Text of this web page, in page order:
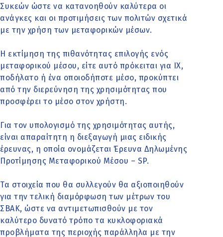
Συκεών ώστε να κατανοηθούν καλύτερα οι
ανάγκες και οι προτιμήσεις των πολιτών σχετικά
με την χρήση των μεταφορικών μέσων.
Η εκτίμηση της πιθανότητας επιλογής ενός
μεταφορικού μέσου, είτε αυτό πρόκειται για ΙΧ,
ποδήλατο ή ένα οποιοδήποτε μέσο, προκύπτει
από την διερεύνηση της χρησιμότητας που
προσφέρει το μέσο στον χρήστη.
Για τον υπολογισμό της χρησιμότητας αυτής,
είναι απαραίτητη η διεξαγωγή μιας ειδικής
έρευνας, η οποία ονομάζεται Έρευνα Δηλωμένης
Προτίμησης Μεταφορικού Μέσου – SP.
Τα στοιχεία που θα συλλεγούν θα αξιοποιηθούν
για την τελική διαμόρφωση των μέτρων του
ΣΒΑΚ, ώστε να αντιμετωπισθούν με τον
καλύτερο δυνατό τρόπο τα κυκλοφοριακά
προβλήματα της περιοχής παράλληλα με την